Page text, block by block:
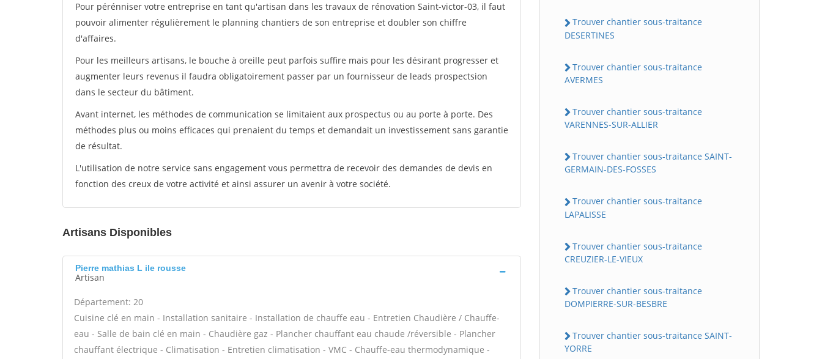
Pour pérénniser votre entreprise en tant qu'artisan dans les travaux de rénovation Saint-victor-03, il faut
pouvoir alimenter régulièrement le planning chantiers de son entreprise et doubler son chiffre
d'affaires.
Pour les meilleurs artisans, le bouche à oreille peut parfois suffire mais pour les désirant progresser et
augmenter leurs revenus il faudra obligatoirement passer par un fournisseur de leads prospectsion
dans le secteur du bâtiment.
Avant internet, les méthodes de communication se limitaient aux prospectus ou au porte à porte. Des
méthodes plus ou moins efficaces qui prenaient du temps et demandait un investissement sans garantie
de résultat.
L'utilisation de notre service sans engagement vous permettra de recevoir des demandes de devis en
fonction des creux de votre activité et ainsi assurer un avenir à votre société.
Artisans Disponibles
Pierre mathias L ile rousse
Artisan
Département: 20
Cuisine clé en main - Installation sanitaire - Installation de chauffe eau - Entretien Chaudière / Chauffe-
eau - Salle de bain clé en main - Chaudière gaz - Plancher chauffant eau chaude /réversible - Plancher
chauffant électrique - Climatisation - Entretien climatisation - VMC - Chauffe-eau thermodynamique -
Trouver chantier sous-traitance
DESERTINES
Trouver chantier sous-traitance
AVERMES
Trouver chantier sous-traitance
VARENNES-SUR-ALLIER
Trouver chantier sous-traitance SAINT-
GERMAIN-DES-FOSSES
Trouver chantier sous-traitance
LAPALISSE
Trouver chantier sous-traitance
CREUZIER-LE-VIEUX
Trouver chantier sous-traitance
DOMPIERRE-SUR-BESBRE
Trouver chantier sous-traitance SAINT-
YORRE